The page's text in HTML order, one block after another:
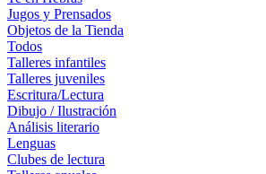
Jugos y Prensados
Objetos de la Tienda
Todos
Talleres infantiles
Talleres juveniles
Escritura/Lectura
Dibujo / Ilustración
Análisis literario
Lenguas
Clubes de lectura